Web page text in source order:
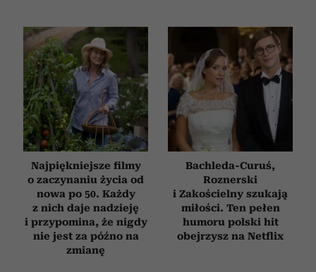
Najpiękniejsze filmy
o zaczynaniu życia od
nowa po 50. Każdy
z nich daje nadzieję
i przypomina, że nigdy
nie jest za późno na
zmianę
Bachleda-Curuś,
Roznerski
i Zakościelny szukają
miłości. Ten pełen
humoru polski hit
obejrzysz na Netflix